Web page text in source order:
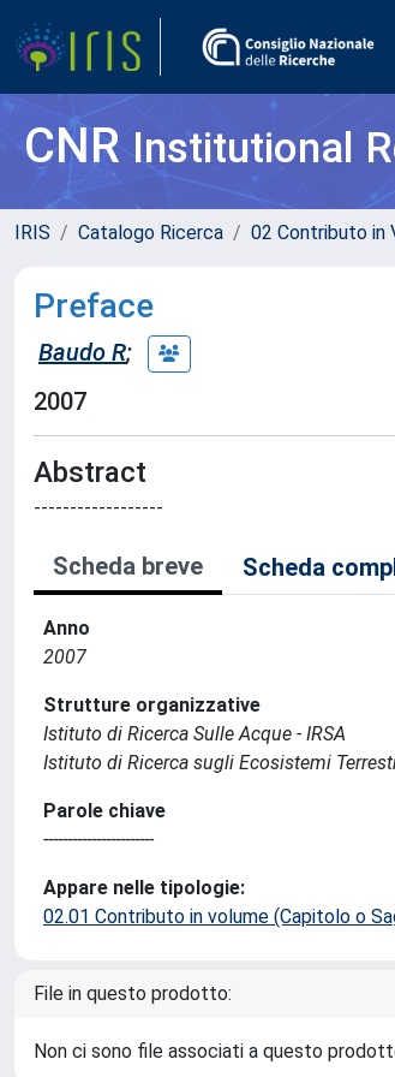
CNRInstitutional
IRIS Catalogo Ricerca 02 Contributo in
Preface
Baudo R;
2007
Abstract
------------------
Scheda breve Scheda
Anno
2007
Strutture organizzative
Istituto di Ricerca Sulle Acque - IRSA
Istituto di Ricerca sugli Ecosistemi
Parole chiave
-----------------------
Appare nelle tipologie:
02.01 Contributo in volume (Capitolo o
File in questo prodotto:
Non ci sono file associati a questo